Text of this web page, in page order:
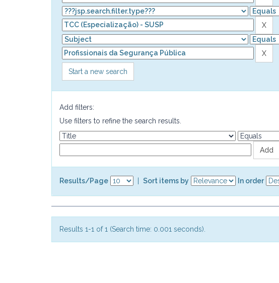
Start a new search
Add filters:
Use filters to refine the search results.
Results/Page Sort items by In order
Results 1-1 of 1 (Search time: 0.001 seconds).